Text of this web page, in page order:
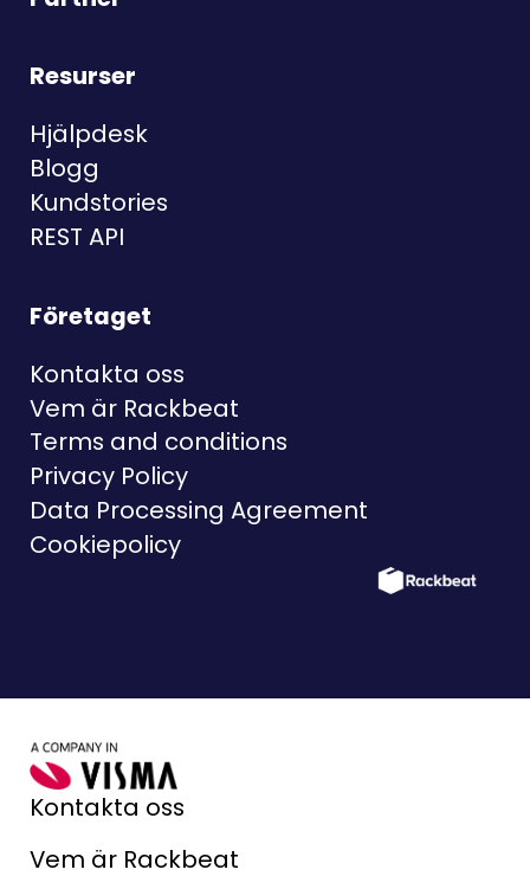
Resurser
Hjälpdesk
Blogg
Kundstories
REST API
Företaget
Kontakta oss
Vem är Rackbeat
Terms and conditions
Privacy Policy
Data Processing Agreement
Cookiepolicy
Kontakta oss
Vem är Rackbeat